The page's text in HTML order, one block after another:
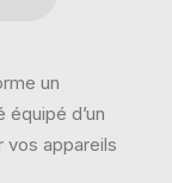
un
équipé d’un
vos appareils